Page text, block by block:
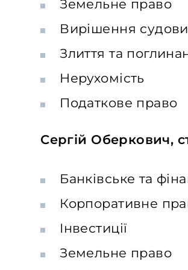
Земельне право
Вирішення
Злиття та
Нерухомість
Податкове право
Сергій Оберкович,
Банківське та
Корпоративне
Інвестиції
Земельне право